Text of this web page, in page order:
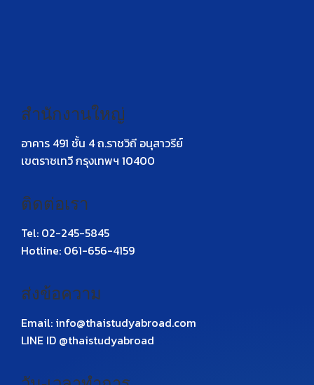
สำนักงานใหญ่
อาคาร 491 ชั้น 4 ถ.ราชวิถี อนุสาวรีย์
เขตราชเทวี กรุงเทพฯ 10400
ติดต่อเรา
Tel: 02-245-5845
Hotline: 061-656-4159
ส่งข้อความ
Email: info@thaistudyabroad.com
LINE ID @thaistudyabroad